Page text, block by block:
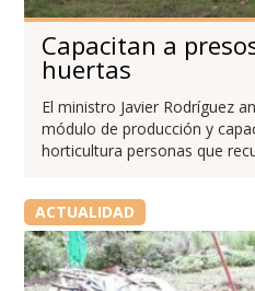
Capacitan a
huertas
El ministro Javier Rodríguez
módulo de producción y
horticultura personas que
ACTUALIDAD